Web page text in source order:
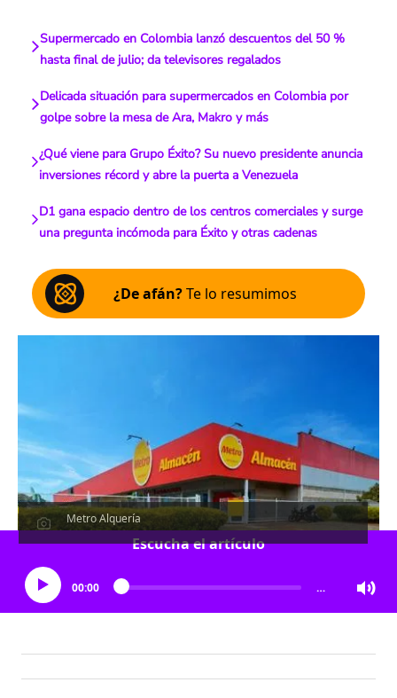
Supermercado en Colombia lanzó descuentos del 50 %
hasta final de julio; da televisores regalados
Delicada situación para supermercados en Colombia por
golpe sobre la mesa de Ara, Makro y más
¿Qué viene para Grupo Éxito? Su nuevo presidente anuncia
inversiones récord y abre la puerta a Venezuela
D1 gana espacio dentro de los centros comerciales y surge
una pregunta incómoda para Éxito y otras cadenas
¿De afán?Te lo resumimos
Metro Alquería
Escucha el artículo
00:00 …